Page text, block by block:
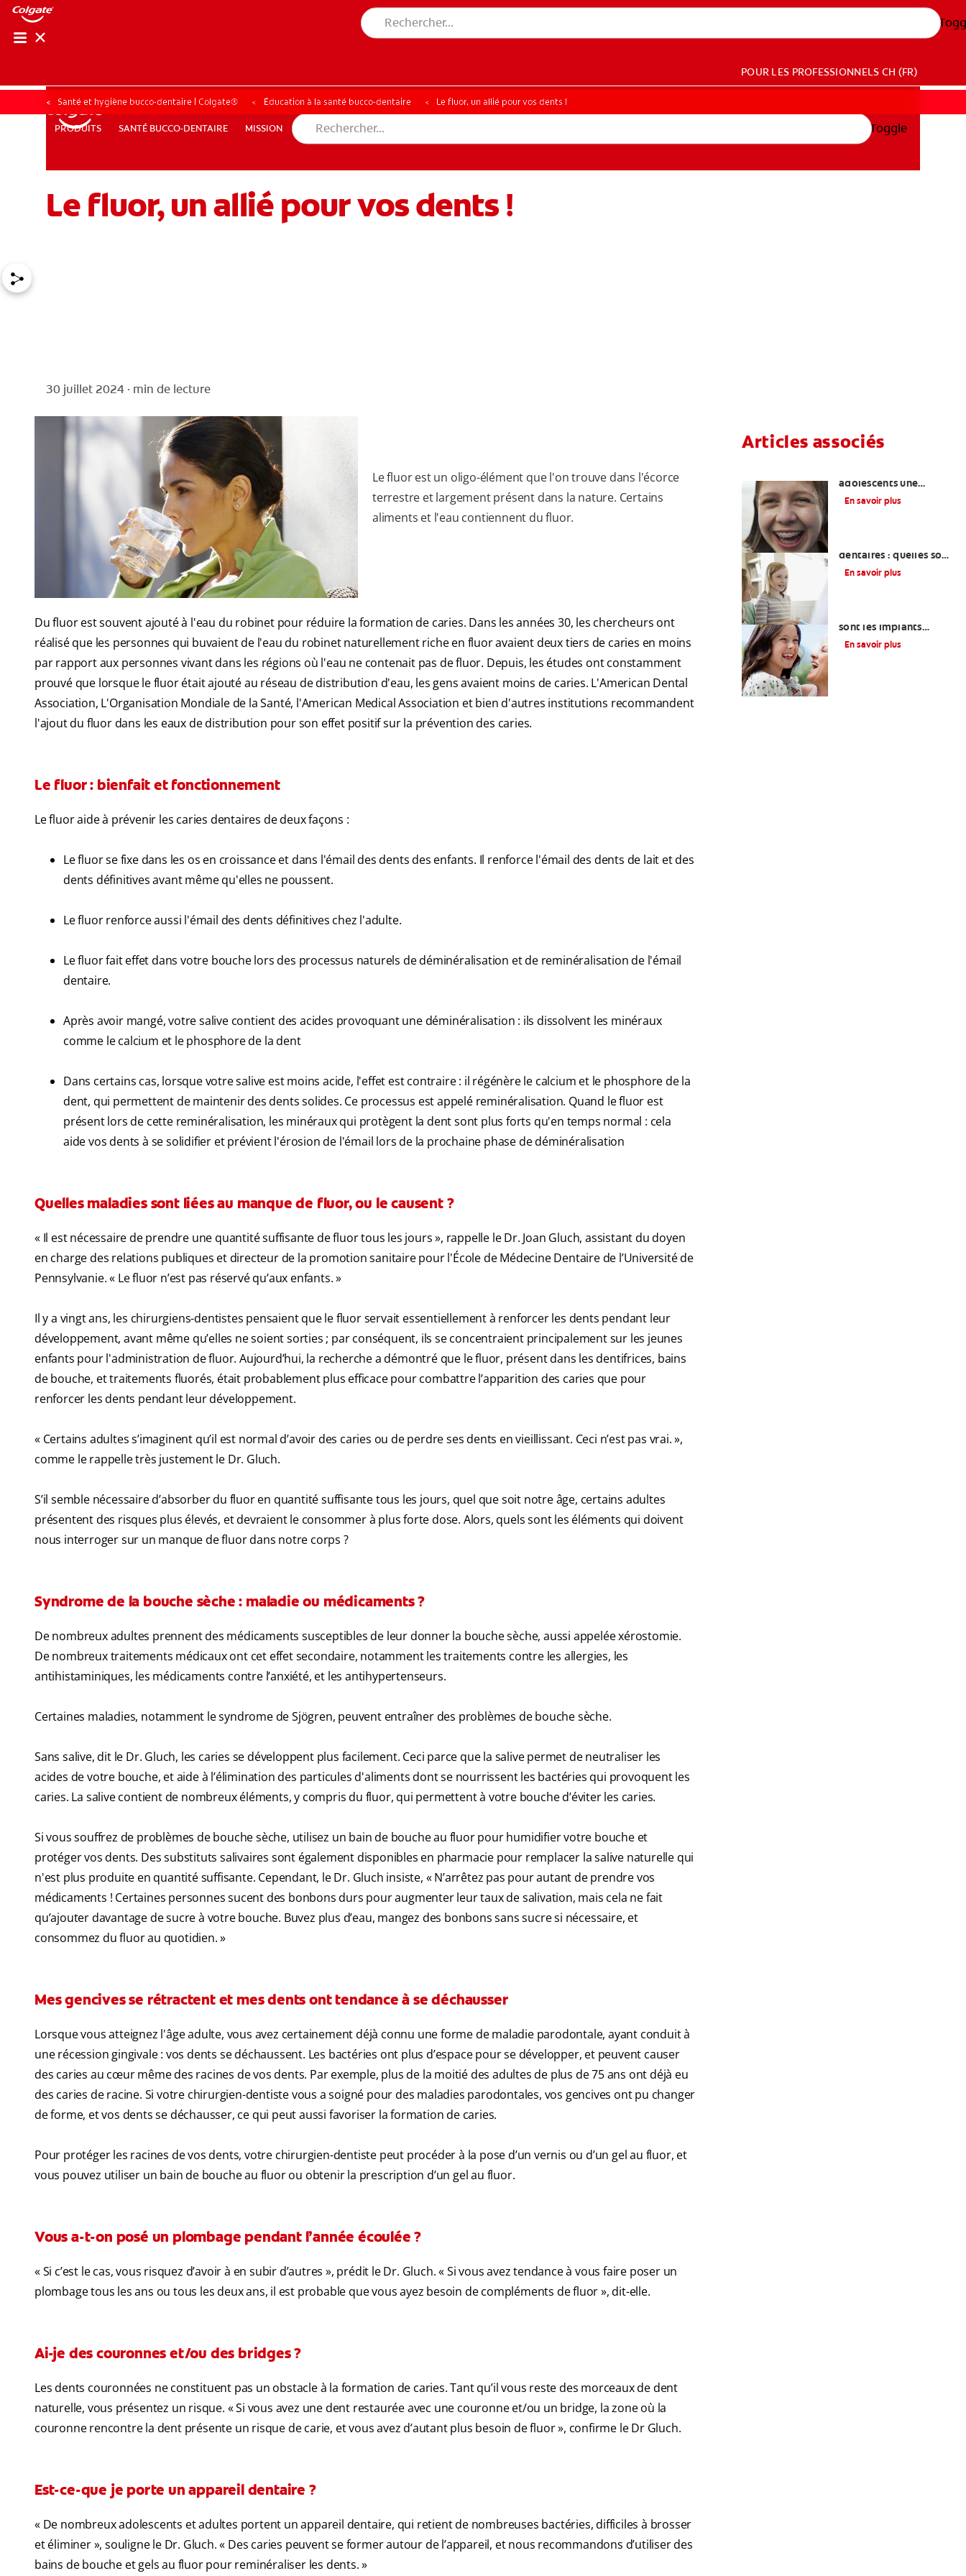
PRODUITS SANTÉ BUCCO-DENTAIRE MISSION
POUR LES PROFESSIONNELS CH (FR)
POUR LES PROFESSIONNELS CH (FR)
PRODUITS SANTÉ BUCCO-DENTAIRE MISSION Toggle
Santé et hygiène bucco-dentaire | Colgate® Éducation à la santé bucco-dentaire Le fluor, un allié pour vos dents !
Le fluor, un allié pour vos dents !
30 juillet 2024 · min de lecture
Le fluor est un oligo-élément que l'on trouve dans l'écorce
terrestre et largement présent dans la nature. Certains
aliments et l'eau contiennent du fluor.
Du fluor est souvent ajouté à l'eau du robinet pour réduire la formation de caries. Dans les années 30, les chercheurs ont
réalisé que les personnes qui buvaient de l'eau du robinet naturellement riche en fluor avaient deux tiers de caries en moins
par rapport aux personnes vivant dans les régions où l'eau ne contenait pas de fluor. Depuis, les études ont constamment
prouvé que lorsque le fluor était ajouté au réseau de distribution d'eau, les gens avaient moins de caries. L'American Dental
Association, L'Organisation Mondiale de la Santé, l'American Medical Association et bien d'autres institutions recommandent
l'ajout du fluor dans les eaux de distribution pour son effet positif sur la prévention des caries.
Le fluor : bienfait et fonctionnement
Le fluor aide à prévenir les caries dentaires de deux façons :
Le fluor se fixe dans les os en croissance et dans l'émail des dents des enfants. Il renforce l'émail des dents de lait et des
dents définitives avant même qu'elles ne poussent.
Le fluor renforce aussi l'émail des dents définitives chez l'adulte.
Le fluor fait effet dans votre bouche lors des processus naturels de déminéralisation et de reminéralisation de l'émail
dentaire.
Après avoir mangé, votre salive contient des acides provoquant une déminéralisation : ils dissolvent les minéraux
comme le calcium et le phosphore de la dent
Dans certains cas, lorsque votre salive est moins acide, l'effet est contraire : il régénère le calcium et le phosphore de la
dent, qui permettent de maintenir des dents solides. Ce processus est appelé reminéralisation. Quand le fluor est
présent lors de cette reminéralisation, les minéraux qui protègent la dent sont plus forts qu'en temps normal : cela
aide vos dents à se solidifier et prévient l'érosion de l'émail lors de la prochaine phase de déminéralisation
Quelles maladies sont liées au manque de fluor, ou le causent ?
« Il est nécessaire de prendre une quantité suffisante de fluor tous les jours », rappelle le Dr. Joan Gluch, assistant du doyen
en charge des relations publiques et directeur de la promotion sanitaire pour l'École de Médecine Dentaire de l’Université de
Pennsylvanie. « Le fluor n’est pas réservé qu’aux enfants. »
Il y a vingt ans, les chirurgiens-dentistes pensaient que le fluor servait essentiellement à renforcer les dents pendant leur
développement, avant même qu’elles ne soient sorties ; par conséquent, ils se concentraient principalement sur les jeunes
enfants pour l'administration de fluor. Aujourd’hui, la recherche a démontré que le fluor, présent dans les dentifrices, bains
de bouche, et traitements fluorés, était probablement plus efficace pour combattre l’apparition des caries que pour
renforcer les dents pendant leur développement.
« Certains adultes s’imaginent qu’il est normal d’avoir des caries ou de perdre ses dents en vieillissant. Ceci n’est pas vrai. »,
comme le rappelle très justement le Dr. Gluch.
S’il semble nécessaire d’absorber du fluor en quantité suffisante tous les jours, quel que soit notre âge, certains adultes
présentent des risques plus élevés, et devraient le consommer à plus forte dose. Alors, quels sont les éléments qui doivent
nous interroger sur un manque de fluor dans notre corps ?
Syndrome de la bouche sèche : maladie ou médicaments ?
De nombreux adultes prennent des médicaments susceptibles de leur donner la bouche sèche, aussi appelée xérostomie.
De nombreux traitements médicaux ont cet effet secondaire, notamment les traitements contre les allergies, les
antihistaminiques, les médicaments contre l’anxiété, et les antihypertenseurs.
Certaines maladies, notamment le syndrome de Sjögren, peuvent entraîner des problèmes de bouche sèche.
Sans salive, dit le Dr. Gluch, les caries se développent plus facilement. Ceci parce que la salive permet de neutraliser les
acides de votre bouche, et aide à l’élimination des particules d'aliments dont se nourrissent les bactéries qui provoquent les
caries. La salive contient de nombreux éléments, y compris du fluor, qui permettent à votre bouche d’éviter les caries.
Si vous souffrez de problèmes de bouche sèche, utilisez un bain de bouche au fluor pour humidifier votre bouche et
protéger vos dents. Des substituts salivaires sont également disponibles en pharmacie pour remplacer la salive naturelle qui
n'est plus produite en quantité suffisante. Cependant, le Dr. Gluch insiste, « N’arrêtez pas pour autant de prendre vos
médicaments ! Certaines personnes sucent des bonbons durs pour augmenter leur taux de salivation, mais cela ne fait
qu’ajouter davantage de sucre à votre bouche. Buvez plus d’eau, mangez des bonbons sans sucre si nécessaire, et
consommez du fluor au quotidien. »
Mes gencives se rétractent et mes dents ont tendance à se déchausser
Lorsque vous atteignez l'âge adulte, vous avez certainement déjà connu une forme de maladie parodontale, ayant conduit à
une récession gingivale : vos dents se déchaussent. Les bactéries ont plus d’espace pour se développer, et peuvent causer
des caries au cœur même des racines de vos dents. Par exemple, plus de la moitié des adultes de plus de 75 ans ont déjà eu
des caries de racine. Si votre chirurgien-dentiste vous a soigné pour des maladies parodontales, vos gencives ont pu changer
de forme, et vos dents se déchausser, ce qui peut aussi favoriser la formation de caries.
Pour protéger les racines de vos dents, votre chirurgien-dentiste peut procéder à la pose d’un vernis ou d’un gel au fluor, et
vous pouvez utiliser un bain de bouche au fluor ou obtenir la prescription d’un gel au fluor.
Vous a-t-on posé un plombage pendant l’année écoulée ?
« Si c’est le cas, vous risquez d’avoir à en subir d’autres », prédit le Dr. Gluch. « Si vous avez tendance à vous faire poser un
plombage tous les ans ou tous les deux ans, il est probable que vous ayez besoin de compléments de fluor », dit-elle.
Ai-je des couronnes et/ou des bridges ?
Les dents couronnées ne constituent pas un obstacle à la formation de caries. Tant qu’il vous reste des morceaux de dent
naturelle, vous présentez un risque. « Si vous avez une dent restaurée avec une couronne et/ou un bridge, la zone où la
couronne rencontre la dent présente un risque de carie, et vous avez d’autant plus besoin de fluor », confirme le Dr Gluch.
Est-ce-que je porte un appareil dentaire ?
« De nombreux adolescents et adultes portent un appareil dentaire, qui retient de nombreuses bactéries, difficiles à brosser
et éliminer », souligne le Dr. Gluch. « Des caries peuvent se former autour de l’appareil, et nous recommandons d’utiliser des
bains de bouche et gels au fluor pour reminéraliser les dents. »
Articles associés
adolescents une
hygiène bucco-
dentaire appropriée
En savoir plus
dentaires : quelles sont
les options ?
En savoir plus
sont les implants
dentaires et leur
fonctionnement
En savoir plus